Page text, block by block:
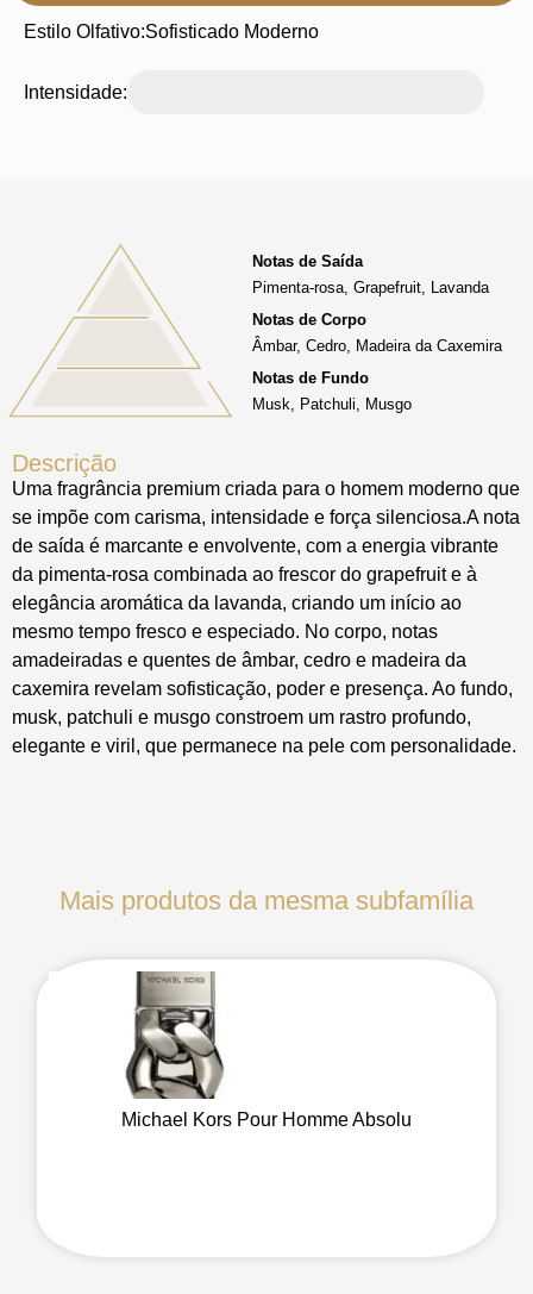
Estilo Olfativo:Sofisticado Moderno
Intensidade:
Descrição
Uma fragrância premium criada para o homem moderno que
se impõe com carisma, intensidade e força silenciosa.A nota
de saída é marcante e envolvente, com a energia vibrante
da pimenta-rosa combinada ao frescor do grapefruit e à
elegância aromática da lavanda, criando um início ao
mesmo tempo fresco e especiado. No corpo, notas
amadeiradas e quentes de âmbar, cedro e madeira da
caxemira revelam sofisticação, poder e presença. Ao fundo,
musk, patchuli e musgo constroem um rastro profundo,
elegante e viril, que permanece na pele com personalidade.
Notas de Saída
Pimenta-rosa, Grapefruit, Lavanda
Notas de Corpo
Âmbar, Cedro, Madeira da Caxemira
Notas de Fundo
Musk, Patchuli, Musgo
Mais produtos da mesma subfamília
Michael Kors Pour Homme Absolu